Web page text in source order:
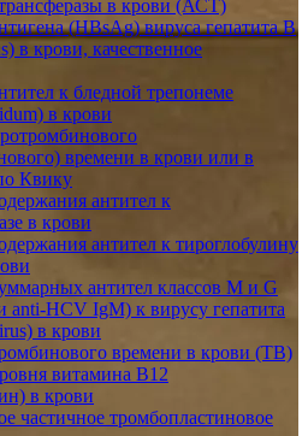
в крови (АСТ)
(HBsAg) вируса гепатита B
в крови, качественное
к бледной трепонеме
в крови
времени в крови или в
Квику
антител к
в крови
антител к тироглобулину
антител классов M и G
anti-HCV IgM) к вирусу гепатита
в крови
времени в крови (ТВ)
витамина B12
в крови
частичное тромбопластиновое